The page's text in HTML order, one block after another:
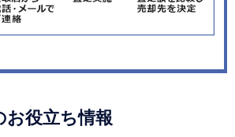
お役立ち情報